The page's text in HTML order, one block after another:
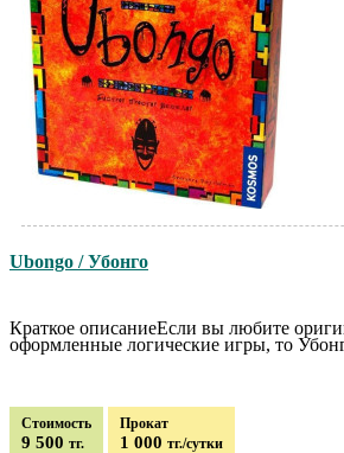
Ubongo / Убонго
Краткое описаниеЕсли вы любите
оформленные логические игры, то
Стоимость
9 500 тг.
Прокат
1 000 тг./сутки